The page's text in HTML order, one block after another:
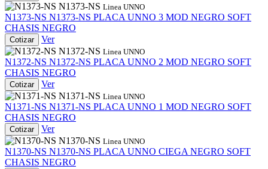
N1373-NS Linea UNNO
N1373-NS N1373-NS PLACA UNNO 3 MOD NEGRO SOFT
CHASIS NEGRO
Cotizar
Ver
N1372-NS Linea UNNO
N1372-NS N1372-NS PLACA UNNO 2 MOD NEGRO SOFT
CHASIS NEGRO
Cotizar
Ver
N1371-NS Linea UNNO
N1371-NS N1371-NS PLACA UNNO 1 MOD NEGRO SOFT
CHASIS NEGRO
Cotizar
Ver
N1370-NS Linea UNNO
N1370-NS N1370-NS PLACA UNNO CIEGA NEGRO SOFT
CHASIS NEGRO